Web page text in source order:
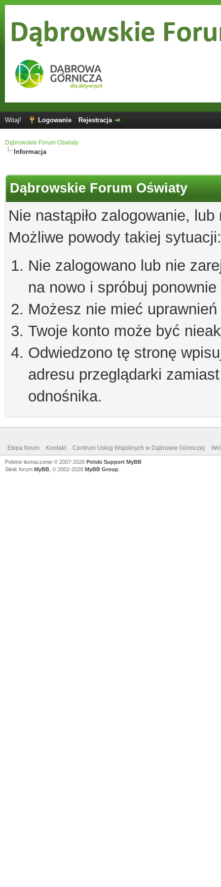
Witaj! Logowanie Rejestracja
Dąbrowskie Forum Oświaty
Informacja
Dąbrowskie Forum Oświaty
Nie nastąpiło zalogowanie,
Możliwe powody takiej sytuacji:
Nie zalogowano lub nie
na nowo i spróbuj ponownie
Możesz nie mieć
Twoje konto może być
Odwiedzono tę stronę
adresu przeglądarki
odnośnika.
Ekipa forum Kontakt Centrum Usług Wspólnych w Dąbrowie Górniczej
Polskie tłumaczenie © 2007-2026 Polski Support MyBB
Silnik forum MyBB , © 2002-2026 MyBB Group